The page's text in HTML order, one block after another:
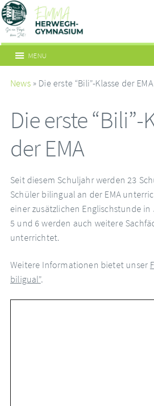
MENU
News» Die erste “Bili”-Klasse der EMA
Die erste “Bili”-
der EMA
Seit diesem Schuljahr werden 23
Schüler bilingual an der EMA
einer zusätzlichen Englischstunde in
5 und 6 werden auch weitere
unterrichtet.
Weitere Informationen bietet unser
biligual”.